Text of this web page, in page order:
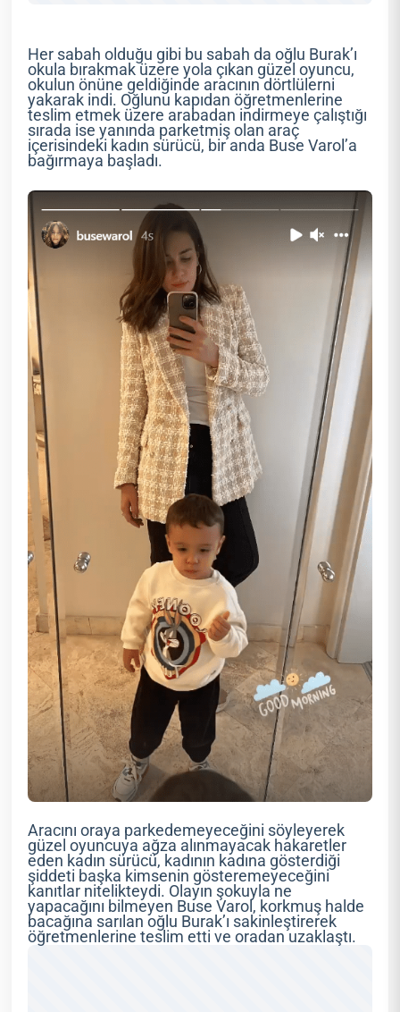
Her sabah olduğu gibi bu sabah da oğlu Burak’ı
okula bırakmak üzere yola çıkan güzel oyuncu,
okulun önüne geldiğinde aracının dörtlülerni
yakarak indi. Oğlunu kapıdan öğretmenlerine
teslim etmek üzere arabadan indirmeye çalıştığı
sırada ise yanında parketmiş olan araç
içerisindeki kadın sürücü, bir anda Buse Varol’a
bağırmaya başladı.
Aracını oraya parkedemeyeceğini söyleyerek
güzel oyuncuya ağza alınmayacak hakaretler
eden kadın sürücü, kadının kadına gösterdiği
şiddeti başka kimsenin gösteremeyeceğini
kanıtlar nitelikteydi. Olayın şokuyla ne
yapacağını bilmeyen Buse Varol, korkmuş halde
bacağına sarılan oğlu Burak’ı sakinleştirerek
öğretmenlerine teslim etti ve oradan uzaklaştı.